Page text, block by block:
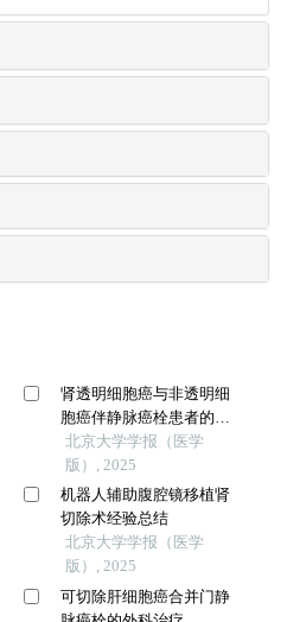
肾透明细胞癌与非透明细
胞癌伴静脉癌栓患者的临
床病理特征及预后比较
北京大学学报（医学
版）, 2025
机器人辅助腹腔镜移植肾
切除术经验总结
北京大学学报（医学
版）, 2025
可切除肝细胞癌合并门静